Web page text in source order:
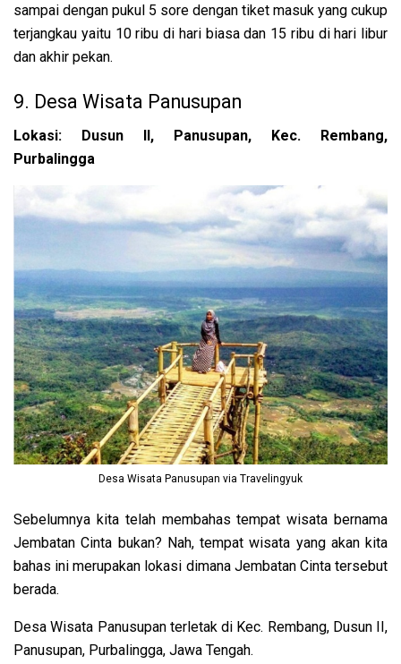
sampai dengan pukul 5 sore dengan tiket masuk yang cukup
terjangkau yaitu 10 ribu di hari biasa dan 15 ribu di hari libur
dan akhir pekan.
9. Desa Wisata Panusupan
Lokasi: Dusun II, Panusupan, Kec. Rembang,
Purbalingga
Desa Wisata Panusupan via Travelingyuk
Sebelumnya kita telah membahas tempat wisata bernama
Jembatan Cinta bukan? Nah, tempat wisata yang akan kita
bahas ini merupakan lokasi dimana Jembatan Cinta tersebut
berada.
Desa Wisata Panusupan terletak di Kec. Rembang, Dusun II,
Panusupan, Purbalingga, Jawa Tengah.